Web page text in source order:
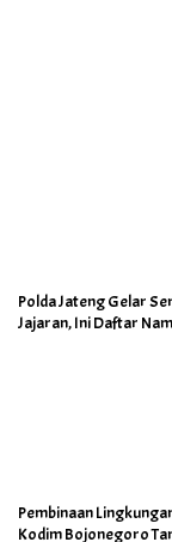
Polda Jateng Gelar
Jajaran, Ini Daftar
Pembinaan
Kodim Bojonegoro